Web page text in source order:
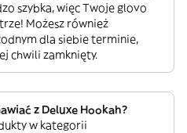
szybka, więc Twoje glovo
Możesz również
dla siebie terminie,
chwili zamknięty.
z Deluxe Hookah?
w kategorii